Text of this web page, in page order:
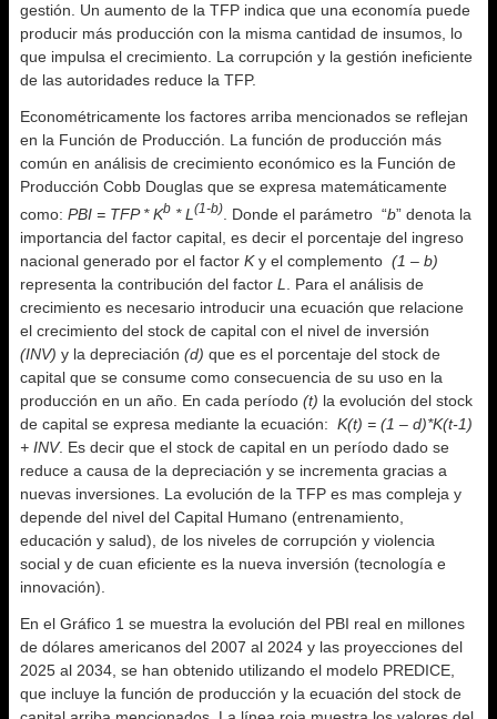
gestión. Un aumento de la TFP indica que una economía puede
producir más producción con la misma cantidad de insumos, lo
que impulsa el crecimiento. La corrupción y la gestión ineficiente
de las autoridades reduce la TFP.
Econométricamente los factores arriba mencionados se reflejan
en la Función de Producción. La función de producción más
común en análisis de crecimiento económico es la Función de
Producción Cobb Douglas que se expresa matemáticamente
como: PBI = TFP * Kb * L (1-b) . Donde el parámetro “b” denota la
importancia del factor capital, es decir el porcentaje del ingreso
nacional generado por el factor Ky el complemento (1 – b)
representa la contribución del factor L
. Para el análisis de
crecimiento es necesario introducir una ecuación que relacione
el crecimiento del stock de capital con el nivel de inversión
(INV) y la depreciación (d) que es el porcentaje del stock de
capital que se consume como consecuencia de su uso en la
producción en un año. En cada período (t) la evolución del stock
de capital se expresa mediante la ecuación: K(t) = (1 – d)*K(t-1)
+ INV. Es decir que el stock de capital en un período dado se
reduce a causa de la depreciación y se incrementa gracias a
nuevas inversiones. La evolución de la TFP es mas compleja y
depende del nivel del Capital Humano (entrenamiento,
educación y salud), de los niveles de corrupción y violencia
social y de cuan eficiente es la nueva inversión (tecnología e
innovación).
En el Gráfico 1 se muestra la evolución del PBI real en millones
de dólares americanos del 2007 al 2024 y las proyecciones del
2025 al 2034, se han obtenido utilizando el modelo PREDICE,
que incluye la función de producción y la ecuación del stock de